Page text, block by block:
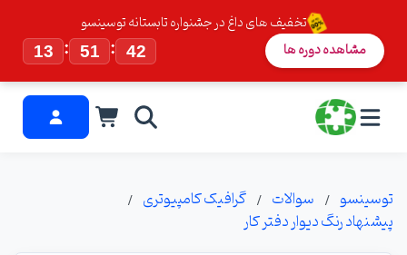
تخفیف های داغ در جشنواره تابستانه توسینسو
13
: 51 : 41 مشاهده دوره ها
توسینسو سوالات
گرافیک کامپیوتری
پیشنهاد رنگ دیوار دفتر کار